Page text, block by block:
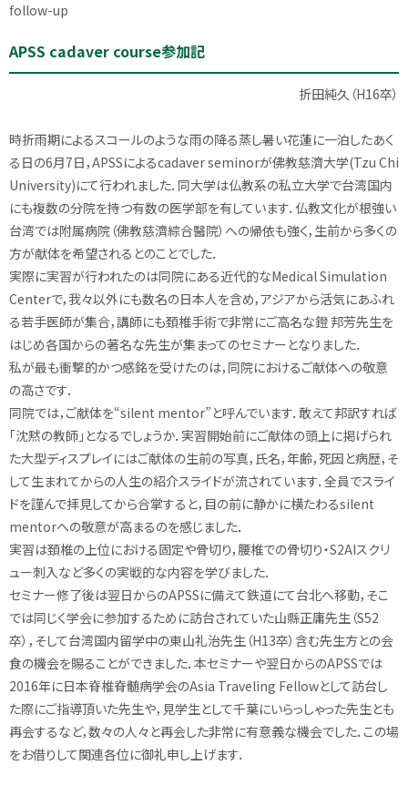
follow-up
APSS cadaver course参加記
折田純久（H16卒）
時折雨期によるスコールのような雨の降る蒸し暑い花蓮に一泊したあく
る日の6月7日，APSSによるcadaver seminorが佛教慈濟大学(Tzu Chi
University)にて行われました．同大学は仏教系の私立大学で台湾国内
にも複数の分院を持つ有数の医学部を有しています．仏教文化が根強い
台湾では附属病院（佛教慈濟綜合醫院）への帰依も強く，生前から多くの
方が献体を希望されるとのことでした．
実際に実習が行われたのは同院にある近代的なMedical Simulation
Centerで，我々以外にも数名の日本人を含め，アジアから活気にあふれ
る若手医師が集合，講師にも頚椎手術で非常にご高名な鐙 邦芳先生を
はじめ各国からの著名な先生が集まってのセミナーとなりました．
私が最も衝撃的かつ感銘を受けたのは，同院におけるご献体への敬意
の高さです．
同院では，ご献体を“silent mentor”と呼んでいます．敢えて邦訳すれば
「沈黙の教師」となるでしょうか．実習開始前にご献体の頭上に掲げられ
た大型ディスプレイにはご献体の生前の写真，氏名，年齢，死因と病歴，そ
して生まれてからの人生の紹介スライドが流されています．全員でスライ
ドを謹んで拝見してから合掌すると，目の前に静かに横たわるsilent
mentorへの敬意が高まるのを感じました．
実習は頚椎の上位における固定や骨切り，腰椎での骨切り・S2AIスクリ
ュー刺入など多くの実戦的な内容を学びました．
セミナー修了後は翌日からのAPSSに備えて鉄道にて台北へ移動，そこ
では同じく学会に参加するために訪台されていた山縣正庸先生（S52
卒），そして台湾国内留学中の東山礼治先生（H13卒）含む先生方との会
食の機会を賜ることができました．本セミナーや翌日からのAPSSでは
2016年に日本脊椎脊髄病学会のAsia Traveling Fellowとして訪台し
た際にご指導頂いた先生や，見学生として千葉にいらっしゃった先生とも
再会するなど，数々の人々と再会した非常に有意義な機会でした．この場
をお借りして関連各位に御礼申し上げます．